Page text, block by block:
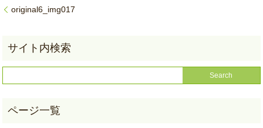
original6_img017